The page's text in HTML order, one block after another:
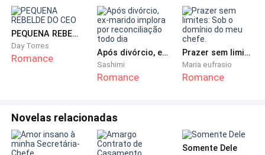
— O sheik quer te conhecer.
Cruzo os braços.
— E por que eu teria que viajar para isso?
conhecer pessoalmente aqueles com quem faz
negócios. Ele quer ver sua essência, entender quem
você é.
PEQUENA REBELDE DO CEO
Day Torres
Romance Após divórcio, ex-marido implora por reconciliação todo dia
Sashimi
Romance
Prazer sem limites: Sob o domínio do meu chefe.
Maria eufrasio
Romance
Novelas relacionadas
Somente Dele